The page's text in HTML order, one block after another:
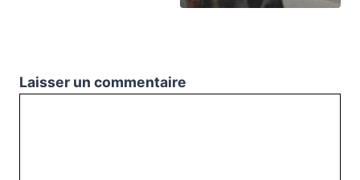
Laisser un commentaire